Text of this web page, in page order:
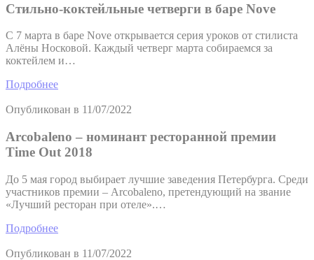
Стильно-коктейльные четверги в баре Nove
С 7 марта в баре Nove открывается серия уроков от стилиста
Алёны Носковой. Каждый четверг марта собираемся за
коктейлем и…
Подробнее
Опубликован в 11/07/2022
Arcobaleno – номинант ресторанной премии
Time Out 2018
До 5 мая город выбирает лучшие заведения Петербурга. Среди
участников премии – Arcobaleno, претендующий на звание
«Лучший ресторан при отеле».…
Подробнее
Опубликован в 11/07/2022